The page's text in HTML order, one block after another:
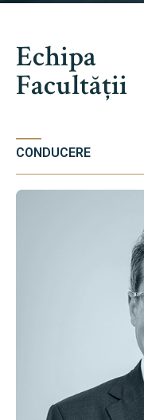
Echipa
Facultății
CONDUCERE